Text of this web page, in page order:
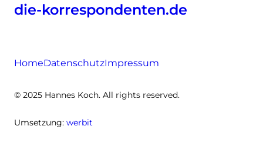
die-korrespondenten.de
HomeDatenschutzImpressum
© 2025 Hannes Koch. All rights reserved.
Umsetzung: werbit